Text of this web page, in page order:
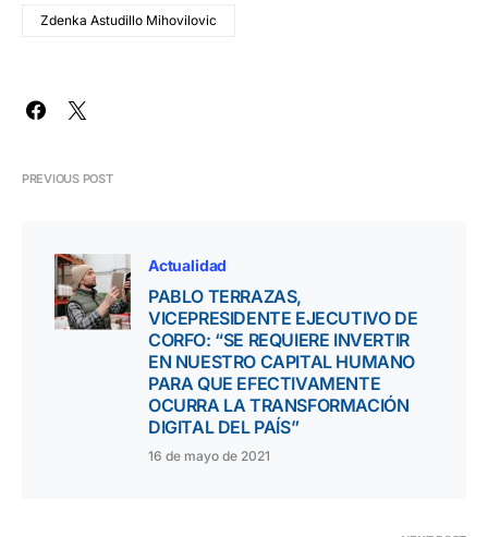
Zdenka Astudillo Mihovilovic
PREVIOUS POST
Actualidad
PABLO TERRAZAS,
VICEPRESIDENTE EJECUTIVO DE
CORFO: “SE REQUIERE INVERTIR
EN NUESTRO CAPITAL HUMANO
PARA QUE EFECTIVAMENTE
OCURRA LA TRANSFORMACIÓN
DIGITAL DEL PAÍS”
16 de mayo de 2021